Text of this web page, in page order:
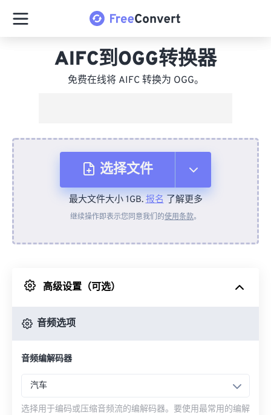
AIFC到OGG转换器
免费在线将 AIFC 转换为 OGG。
选择文件
从设备
来自 Google Drive
最大文件大小 1GB.报名了解更多
继续操作即表示您同意我们的使用条款。
高级设置（可选）
音频选项
音频编解码器
汽车
选择用于编码或压缩音频流的编解码器。要使用最常用的编解